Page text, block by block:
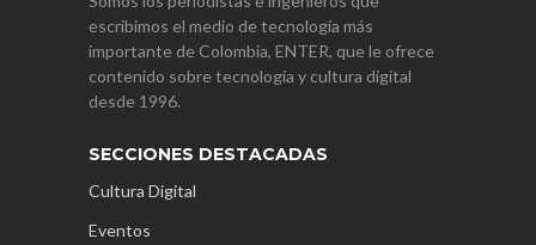
escribimos el medio de tecnología más
importante de Colombia, ENTER, que le ofrece
contenido sobre tecnología y cultura digital
desde 1996.
SECCIONES DESTACADAS
Cultura Digital
Eventos